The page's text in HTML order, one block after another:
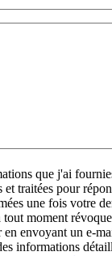
que j'ai
traitées pour
une fois votre
moment
en envoyant un e-
informations